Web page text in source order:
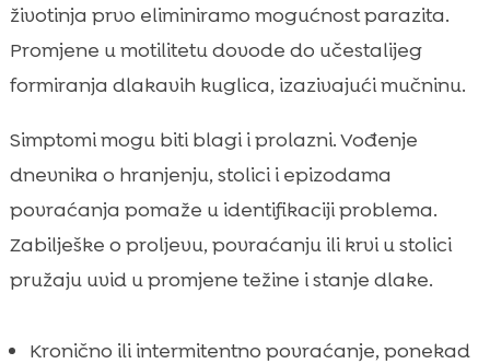
životinja prvo eliminiramo mogućnost parazita.
Promjene u motilitetu dovode do učestalijeg
formiranja dlakavih kuglica, izazivajući mučninu.
Simptomi mogu biti blagi i prolazni. Vođenje
dnevnika o hranjenju, stolici i epizodama
povraćanja pomaže u identifikaciji problema.
Zabilješke o proljevu, povraćanju ili krvi u stolici
pružaju uvid u promjene težine i stanje dlake.
Kronično ili intermitentno povraćanje, ponekad